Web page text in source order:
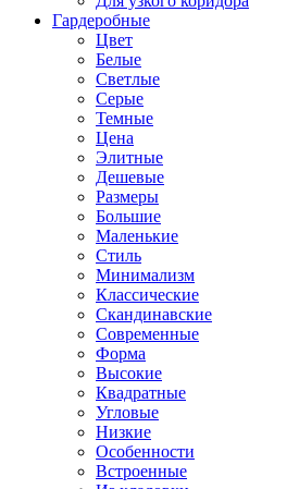
Гардеробные
Цвет
Белые
Светлые
Серые
Темные
Цена
Элитные
Дешевые
Размеры
Большие
Маленькие
Стиль
Минимализм
Классические
Скандинавские
Современные
Форма
Высокие
Квадратные
Угловые
Низкие
Особенности
Встроенные